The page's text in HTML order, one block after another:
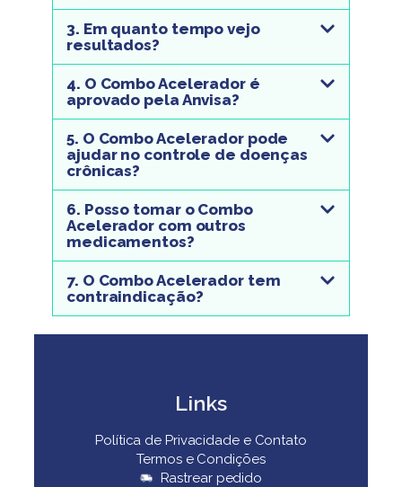
3. Em quanto tempo vejo
resultados?
4. O Combo Acelerador é
aprovado pela Anvisa?
5. O Combo Acelerador pode
ajudar no controle de doenças
crônicas?
6. Posso tomar o Combo
Acelerador com outros
medicamentos?
7. O Combo Acelerador tem
contraindicação?
Links
Política de Privacidade e Contato
Termos e Condições
Rastrear pedido